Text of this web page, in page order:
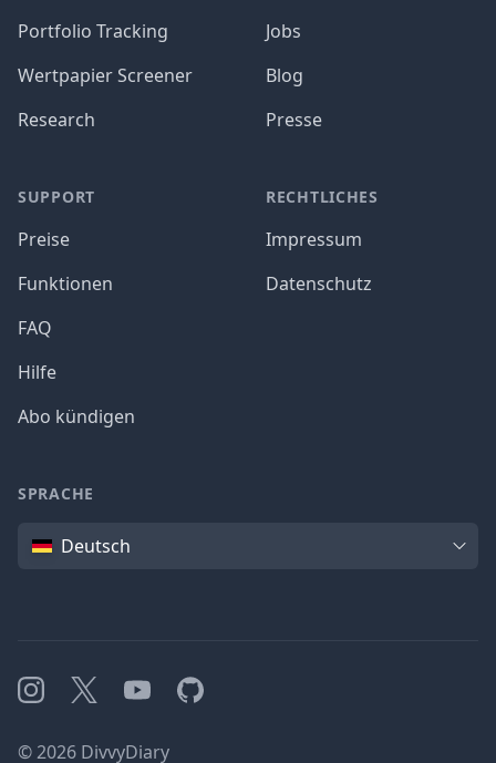
Portfolio Tracking
Wertpapier Screener
Research
SUPPORT
Preise
Funktionen
FAQ
Hilfe
Abo kündigen
Jobs
Blog
Presse
RECHTLICHES
Impressum
Datenschutz
SPRACHE
SpracheDeutsch
Instagram
X YouTubeGitHub
©2026 DivvyDiary